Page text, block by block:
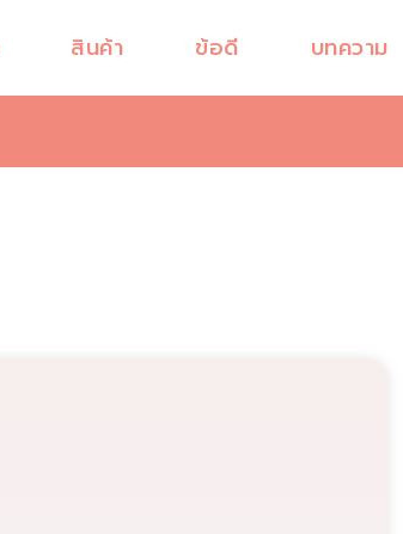
สินค้า ข้อดี บทความ